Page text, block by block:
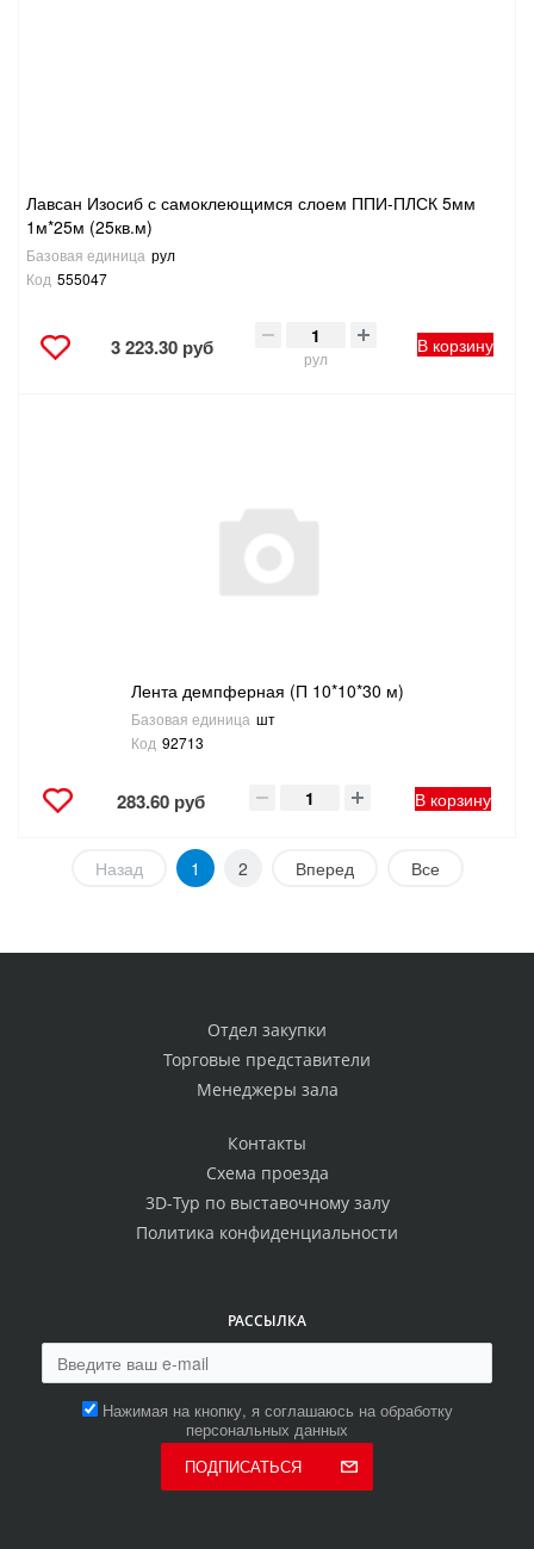
Лавсан Изосиб с самоклеющимся слоем ППИ-ПЛСК 5мм
1м*25м (25кв.м)
Базовая единица рул
Код 555047
3 223.30 руб рул
В корзину
Лента демпферная (П 10*10*30 м)
Базовая единица шт
Код 92713
283.60 руб В корзину
Назад 1 2 Вперед Все
Отдел закупки
Торговые представители
Менеджеры зала
Контакты
Схема проезда
3D-Тур по выставочному залу
Политика конфиденциальности
РАССЫЛКА
Нажимая на кнопку, я соглашаюсь на обработку
персональных данных
ПОДПИСАТЬСЯ